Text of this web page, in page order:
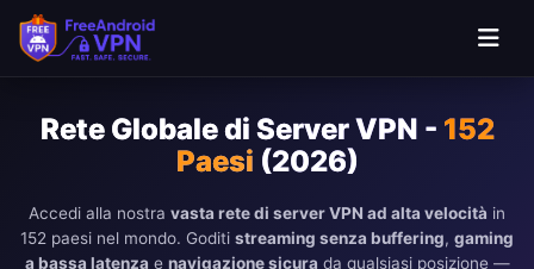
Rete Globale di Server VPN - 152
Paesi (2026)
Accedi alla nostra vasta rete di server VPN ad alta velocità in
152 paesi nel mondo. Goditi streaming senza buffering, gaming
a bassa latenza e navigazione sicura da qualsiasi posizione —